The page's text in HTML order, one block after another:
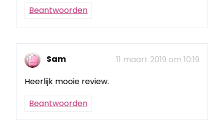
Beantwoorden
Sam
11 maart 2019 om 10:19
Heerlijk mooie review.
Beantwoorden